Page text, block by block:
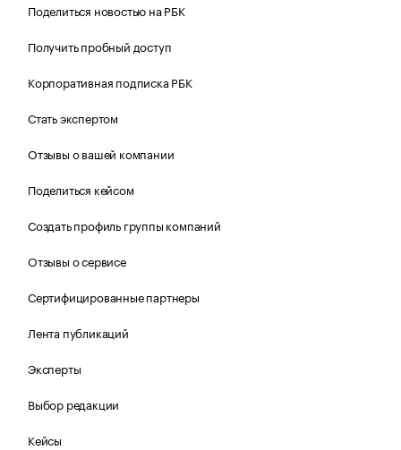
Поделиться новостью на РБК
Получить пробный доступ
Корпоративная подписка РБК
Стать экспертом
Отзывы о вашей компании
Поделиться кейсом
Создать профиль группы компаний
Отзывы о сервисе
Сертифицированные партнеры
Лента публикаций
Эксперты
Выбор редакции
Кейсы